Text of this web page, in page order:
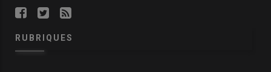
RUBRIQUES